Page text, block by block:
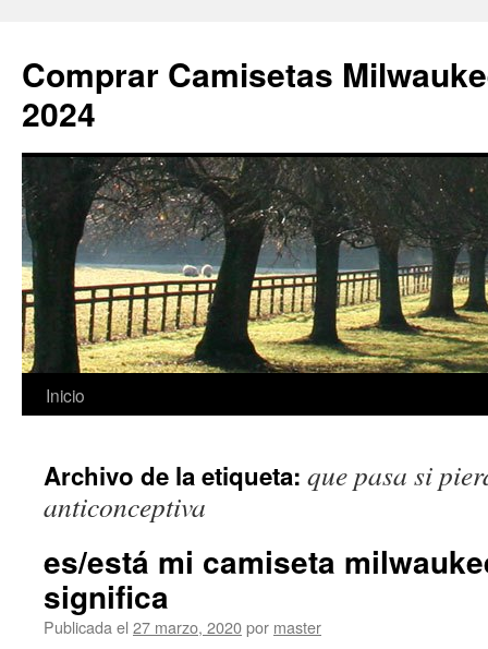
Comprar Camisetas
2024
Saltar
contenido
Inicio
Archivo de la etiqueta: que pasa si
anticonceptiva
es/está mi camiseta
significa
Publicada el 27 marzo, 2020por master